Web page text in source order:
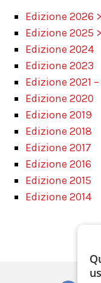
Edizione 2026 >
Edizione 2025 >
Edizione 2024
Edizione 2023
Edizione 2021
Edizione 2020
Edizione 2019
Edizione 2018
Edizione 2017
Edizione 2016
Edizione 2015
Edizione 2014